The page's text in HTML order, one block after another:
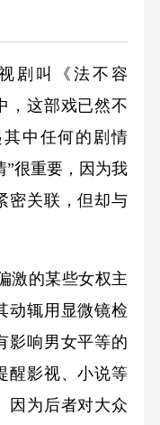
叫《法不容
，这部戏已然不
中任何的剧情
很重要，因为我
密关联，但却与
的某些女权主
动辄用显微镜检
影响男女平等的
醒影视、小说等
因为后者对大众